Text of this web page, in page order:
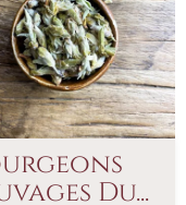
Du...